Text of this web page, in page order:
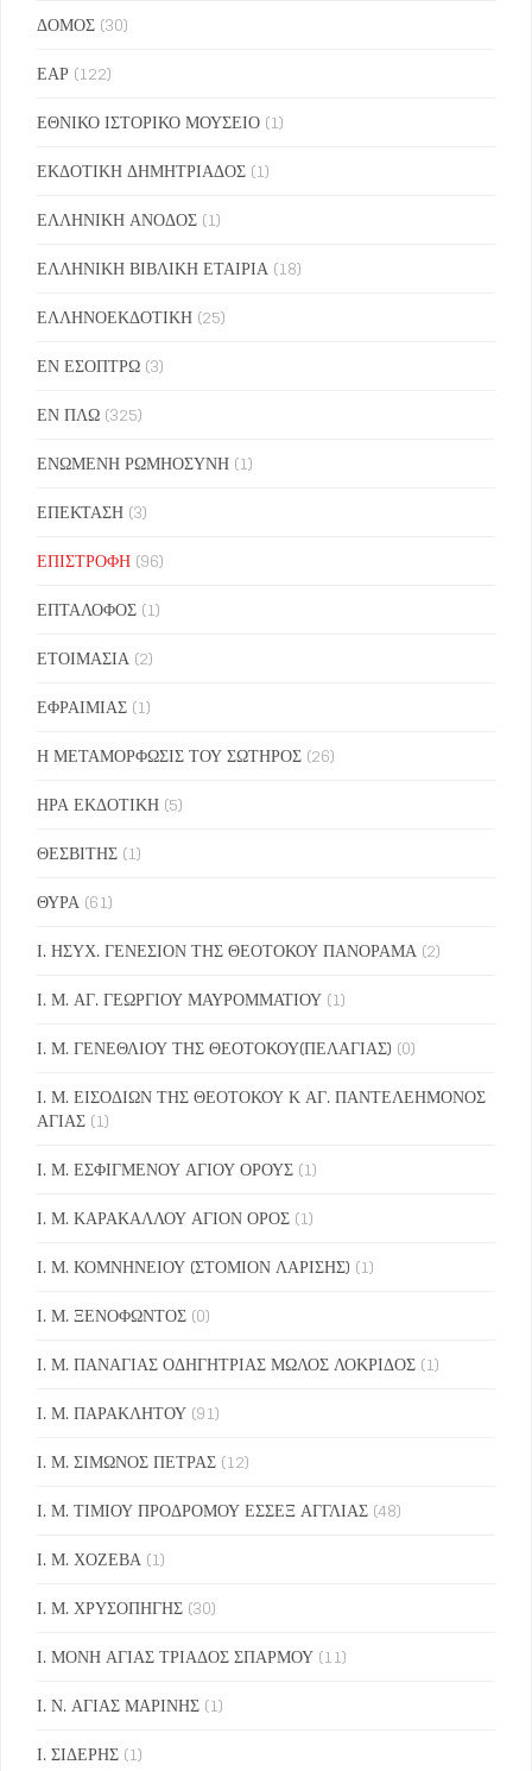
ΔΟΜΟΣ (30)
ΕΑΡ (122)
ΕΘΝΙΚΟ ΙΣΤΟΡΙΚΟ ΜΟΥΣΕΙΟ (1)
ΕΚΔΟΤΙΚΗ ΔΗΜΗΤΡΙΑΔΟΣ (1)
ΕΛΛΗΝΙΚΗ ΑΝΟΔΟΣ (1)
ΕΛΛΗΝΙΚΗ ΒΙΒΛΙΚΗ ΕΤΑΙΡΙΑ (18)
ΕΛΛΗΝΟΕΚΔΟΤΙΚΗ (25)
ΕΝ ΕΣΟΠΤΡΩ (3)
ΕΝ ΠΛΩ (325)
ΕΝΩΜΕΝΗ ΡΩΜΗΟΣΥΝΗ (1)
ΕΠΕΚΤΑΣΗ (3)
ΕΠΙΣΤΡΟΦΗ (96)
ΕΠΤΑΛΟΦΟΣ (1)
ΕΤΟΙΜΑΣΙΑ (2)
ΕΦΡΑΙΜΙΑΣ (1)
Η ΜΕΤΑΜΟΡΦΩΣΙΣ ΤΟΥ ΣΩΤΗΡΟΣ (26)
ΗΡΑ ΕΚΔΟΤΙΚΗ (5)
ΘΕΣΒΙΤΗΣ (1)
ΘΥΡΑ (61)
Ι. ΗΣΥΧ. ΓΕΝΕΣΙΟΝ ΤΗΣ ΘΕΟΤΟΚΟΥ ΠΑΝΟΡΑΜΑ (2)
Ι. Μ. ΑΓ. ΓΕΩΡΓΙΟΥ ΜΑΥΡΟΜΜΑΤΙΟΥ (1)
Ι. Μ. ΓΕΝΕΘΛΙΟΥ ΤΗΣ ΘΕΟΤΟΚΟΥ(ΠΕΛΑΓΙΑΣ) (0)
Ι. Μ. ΕΙΣΟΔΙΩΝ ΤΗΣ ΘΕΟΤΟΚΟΥ Κ ΑΓ. ΠΑΝΤΕΛΕΗΜΟΝΟΣ
ΑΓΙΑΣ (1)
Ι. Μ. ΕΣΦΙΓΜΕΝΟΥ ΑΓΙΟΥ ΟΡΟΥΣ (1)
Ι. Μ. ΚΑΡΑΚΑΛΛΟΥ ΑΓΙΟΝ ΟΡΟΣ (1)
Ι. Μ. ΚΟΜΝΗΝΕΙΟΥ (ΣΤΟΜΙΟΝ ΛΑΡΙΣΗΣ) (1)
Ι. Μ. ΞΕΝΟΦΩΝΤΟΣ (0)
Ι. Μ. ΠΑΝΑΓΙΑΣ ΟΔΗΓΗΤΡΙΑΣ ΜΩΛΟΣ ΛΟΚΡΙΔΟΣ (1)
Ι. Μ. ΠΑΡΑΚΛΗΤΟΥ (91)
Ι. Μ. ΣΙΜΩΝΟΣ ΠΕΤΡΑΣ (12)
Ι. Μ. ΤΙΜΙΟΥ ΠΡΟΔΡΟΜΟΥ ΕΣΣΕΞ ΑΓΓΛΙΑΣ (48)
Ι. Μ. ΧΟΖΕΒΑ (1)
Ι. Μ. ΧΡΥΣΟΠΗΓΗΣ (30)
Ι. ΜΟΝΗ ΑΓΙΑΣ ΤΡΙΑΔΟΣ ΣΠΑΡΜΟΥ (11)
Ι. Ν. ΑΓΙΑΣ ΜΑΡΙΝΗΣ (1)
Ι. ΣΙΔΕΡΗΣ (1)